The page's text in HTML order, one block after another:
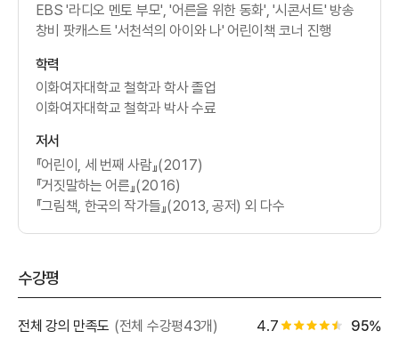
EBS '라디오 멘토 부모', '어른을 위한 동화', '시콘서트' 방송
창비 팟캐스트 '서천석의 아이와 나' 어린이책 코너 진행
학력
이화여자대학교 철학과 학사 졸업
이화여자대학교 철학과 박사 수료
저서
『어린이, 세 번째 사람』(2017)
『거짓말하는 어른』(2016)
『그림책, 한국의 작가들』(2013, 공저) 외 다수
수강평
전체 강의 만족도 (전체 수강평43개) 4.7 별점 4.5개 별점 백
95%